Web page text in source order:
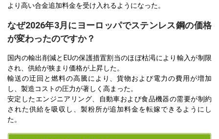
より高い合金追加料金を受け入れるようになった。
なぜ2026年3月にヨーロッパでステンレス鋼の価格
が変わったのですか？
国内の輸出削減とEUの保護措置割当のほぼ枯渇により輸入が制限
され、供給が狭まり価格が上昇した。
輸送の迂回と燃料の高騰により、貨物および電力の費用が増加
し、製造コストの圧力が著しく高まった。
安定したエンジニアリング、自動車および食品機器の需要が制約
された供給を吸収し、製粉所が追加料金を転嫁できるようにし
た。